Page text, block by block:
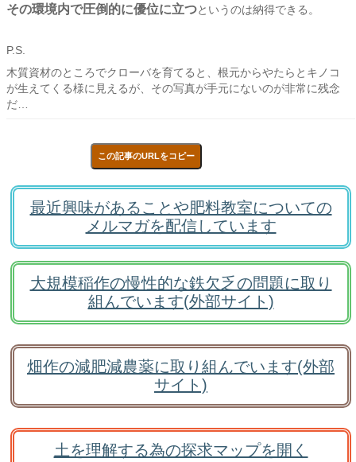
その環境内で圧倒的に優位に立つというのは納得できる。
P.S.
木質資材のところでクローバを育てると、根元からやたらとキノコ
が生えてくる様に見えるが、その写真が手元にないのが非常に残念
だ…
この記事のURLをコピー
最近興味があることや肥料教室についての
メルマガを配信しています
大規模稲作の慢性的な鉄欠乏の問題に取り
組んでいます(外部サイト)
畑作の減肥減農薬に取り組んでいます(外部
サイト)
土を理解する為の探求マップを開く